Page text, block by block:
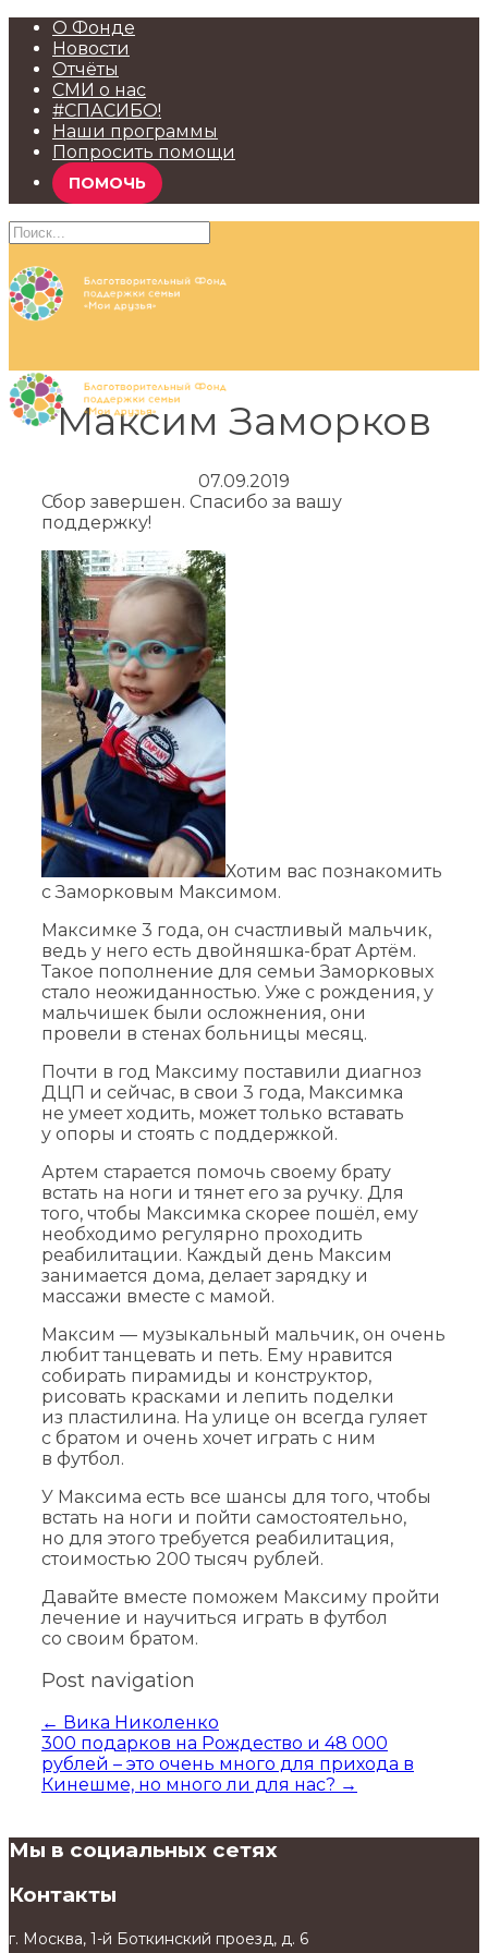
О Фонде
Новости
Отчёты
СМИ о нас
#СПАСИБО!
Наши программы
Попросить помощи
ПОМОЧЬ
Максим Заморков
07.09.2019
Сбор завершен. Спасибо за вашу
поддержку!
Хотим вас познакомить
с Заморковым Максимом.
Максимке 3 года, он счастливый мальчик,
ведь у него есть двойняшка-брат Артём.
Такое пополнение для семьи Заморковых
стало неожиданностью. Уже с рождения, у
мальчишек были осложнения, они
провели в стенах больницы месяц.
Почти в год Максиму поставили диагноз
ДЦП и сейчас, в свои 3 года, Максимка
не умеет ходить, может только вставать
у опоры и стоять с поддержкой.
Артем старается помочь своему брату
встать на ноги и тянет его за ручку. Для
того, чтобы Максимка скорее пошёл, ему
необходимо регулярно проходить
реабилитации. Каждый день Максим
занимается дома, делает зарядку и
массажи вместе с мамой.
Максим — музыкальный мальчик, он очень
любит танцевать и петь. Ему нравится
собирать пирамиды и конструктор,
рисовать красками и лепить поделки
из пластилина. На улице он всегда гуляет
с братом и очень хочет играть с ним
в футбол.
У Максима есть все шансы для того, чтобы
встать на ноги и пойти самостоятельно,
но для этого требуется реабилитация,
стоимостью 200 тысяч рублей.
Давайте вместе поможем Максиму пройти
лечение и научиться играть в футбол
со своим братом.
Post navigation
← Вика Николенко
300 подарков на Рождество и 48 000
рублей – это очень много для прихода в
Кинешме, но много ли для нас? →
Мы в социальных сетях
Контакты
г. Москва, 1-й Боткинский проезд, д. 6